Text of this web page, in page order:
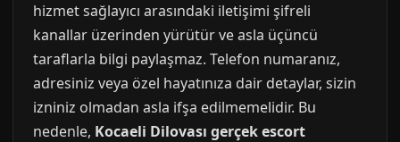
hizmet sağlayıcı arasındaki iletişimi şifreli
kanallar üzerinden yürütür ve asla üçüncü
taraflarla bilgi paylaşmaz. Telefon numaranız,
adresiniz veya özel hayatınıza dair detaylar, sizin
izniniz olmadan asla ifşa edilmemelidir. Bu
nedenle, Kocaeli Dilovası gerçek escort